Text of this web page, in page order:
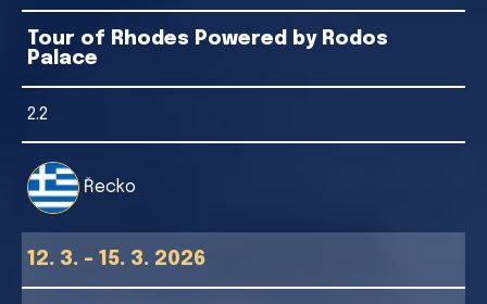
Tour of Rhodes Powered by Rodos
Palace
2.2
Řecko
12. 3. - 15. 3. 2026